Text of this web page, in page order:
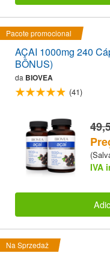
Pacote promocional
AÇAI 1000mg 240
BÔNUS)
da BIOVEA
(41)
IVA
Na Sprzedaż